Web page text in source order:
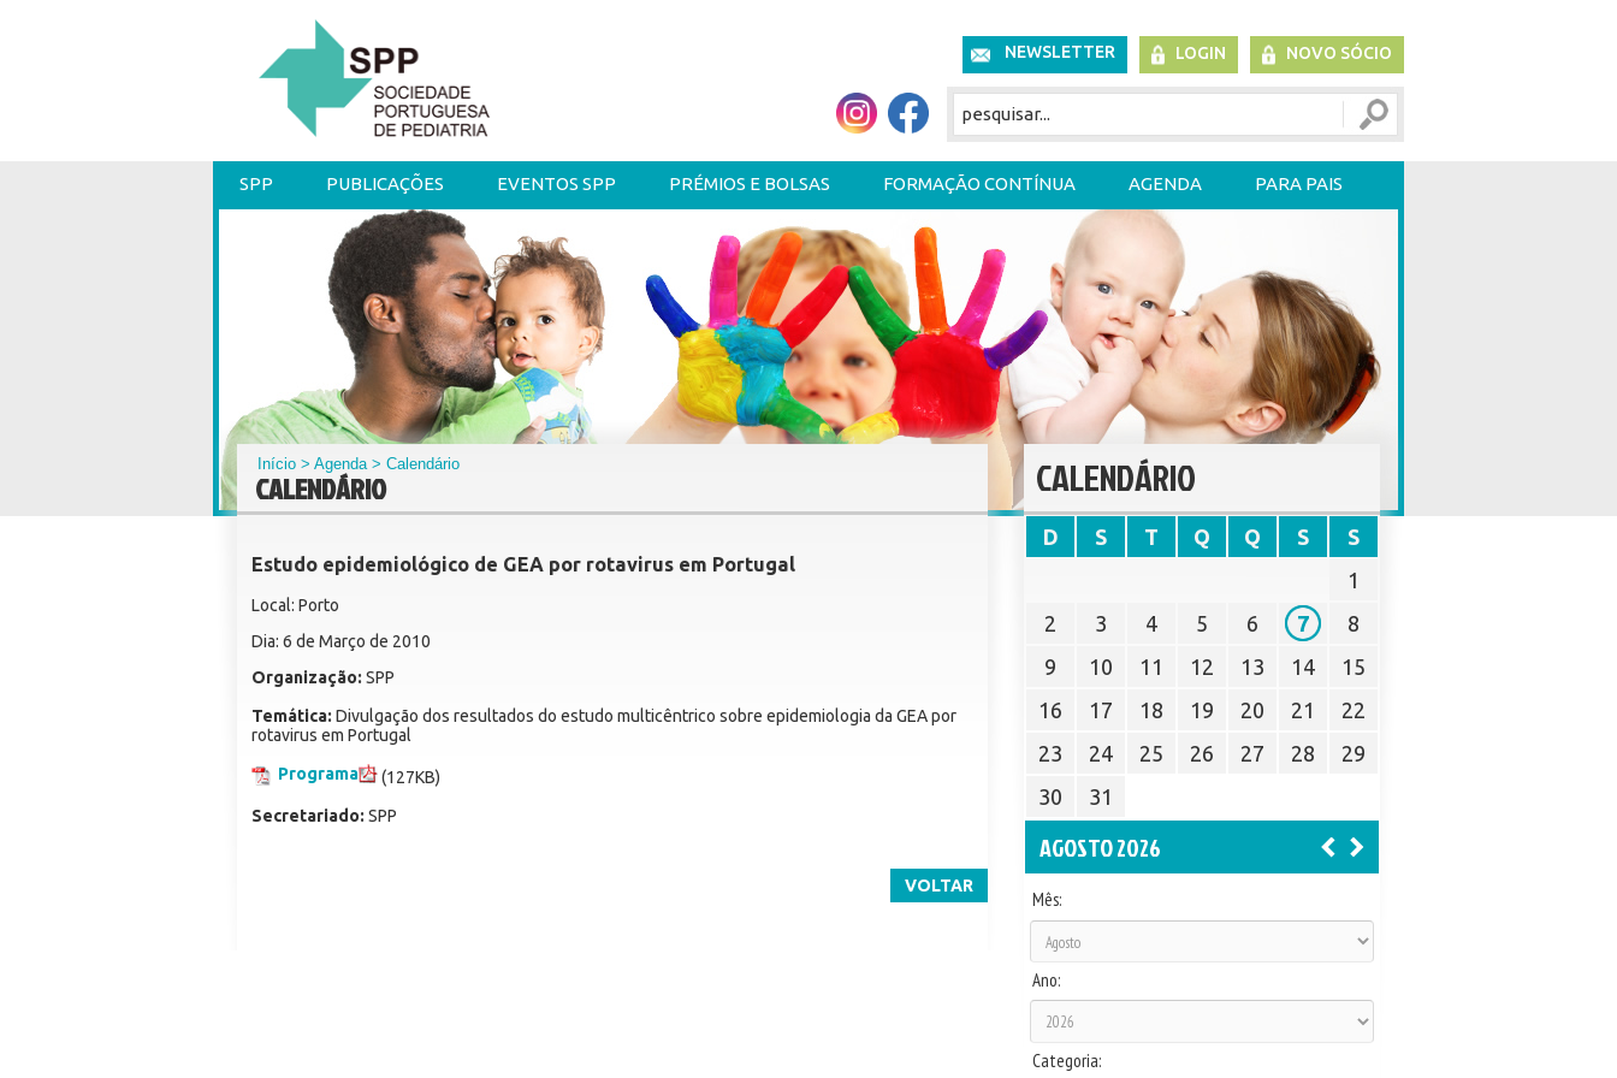
NEWSLETTER LOGIN NOVO SÓCIO
SPP PUBLICAÇÕES EVENTOS SPP PRÉMIOS E BOLSAS FORMAÇÃO CONTÍNUA AGENDA PARA PAIS
Início >Agenda> Calendário
CALENDÁRIO
Estudo epidemiológico de GEA por rotavirus em Portugal
Local: Porto
Dia: 6 de Março de 2010
Organização: SPP
Temática: Divulgação dos resultados do estudo multicêntrico sobre epidemiologia da GEA por
rotavirus em Portugal
Programa
(127KB)
Secretariado: SPP
VOLTAR
CALENDÁRIO
D S T Q Q S
S
1
2
3 4 5 6 7
8
9
10 11 12 13 14
15
16
17 18 19 20 21
22
23
24 25 26 27 28
29
30
31
AGOSTO 2026
Mês:
Ano:
Categoria: